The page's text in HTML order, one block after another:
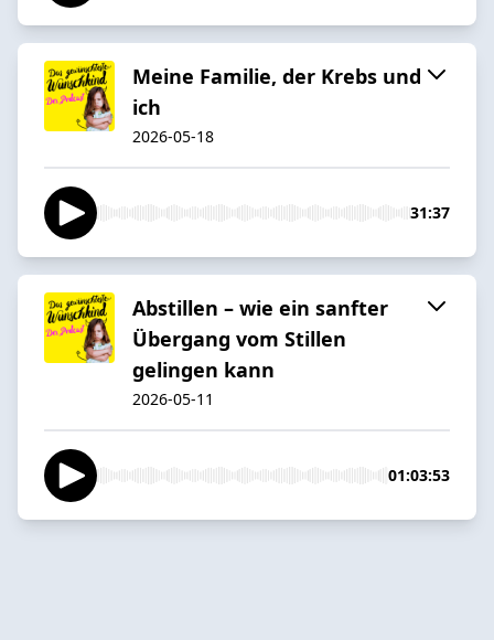
Meine Familie, der Krebs und
ich
2026-05-18
31:37
Abstillen – wie ein sanfter
Übergang vom Stillen
gelingen kann
2026-05-11
01:03:53